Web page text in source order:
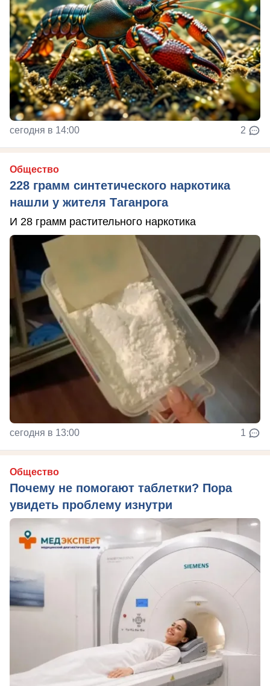
сегодня в 14:00 2
Общество
228 грамм синтетического наркотика
нашли у жителя Таганрога
И 28 грамм растительного наркотика
сегодня в 13:00 1
Общество
Почему не помогают таблетки? Пора
увидеть проблему изнутри